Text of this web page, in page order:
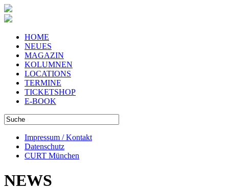
HOME
NEUES
MAGAZIN
KOLUMNEN
LOCATIONS
TERMINE
TICKETSHOP
E-BOOK
Impressum / Kontakt
Datenschutz
CURT München
NEWS